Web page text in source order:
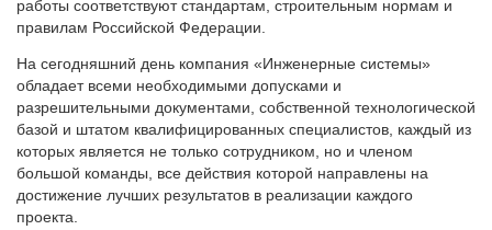
работы соответствуют стандартам, строительным нормам и
правилам Российской Федерации.
На сегодняшний день компания «Инженерные системы»
обладает всеми необходимыми допусками и
разрешительными документами, собственной технологической
базой и штатом квалифицированных специалистов, каждый из
которых является не только сотрудником, но и членом
большой команды, все действия которой направлены на
достижение лучших результатов в реализации каждого
проекта.